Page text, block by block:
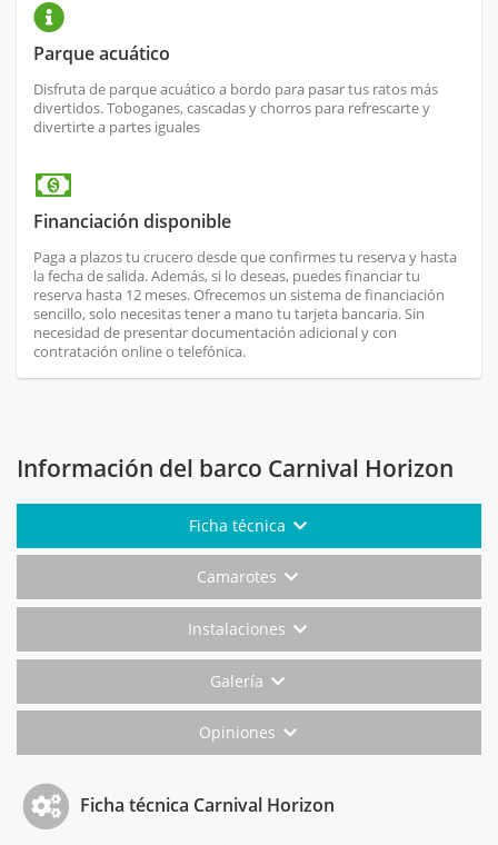
Parque acuático
Disfruta de parque acuático a bordo para pasar tus ratos más
divertidos. Toboganes, cascadas y chorros para refrescarte y
divertirte a partes iguales
Financiación disponible
Paga a plazos tu crucero desde que confirmes tu reserva y hasta
la fecha de salida. Además, si lo deseas, puedes financiar tu
reserva hasta 12 meses. Ofrecemos un sistema de financiación
sencillo, solo necesitas tener a mano tu tarjeta bancaria. Sin
necesidad de presentar documentación adicional y con
contratación online o telefónica.
Información del barco Carnival Horizon
Ficha técnica
Camarotes
Instalaciones
Galería
Opiniones
Ficha técnica Carnival Horizon